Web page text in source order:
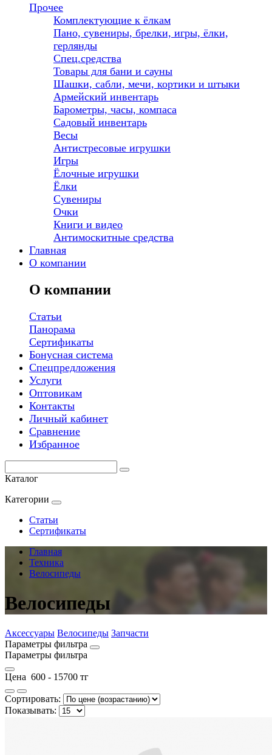
Прочее
Комплектующие к ёлкам
Пано, сувениры, брелки, игры, ёлки,
герлянды
Спец.средства
Товары для бани и сауны
Шашки, сабли, мечи, кортики и штыки
Армейский инвентарь
Барометры, часы, компаса
Садовый инвентарь
Весы
Антистресовые игрушки
Игры
Ёлочные игрушки
Ёлки
Сувениры
Очки
Книги и видео
Антимоскитные средства
Главная
О компании
О компании
Статьи
Панорама
Сертификаты
Бонусная система
Спецпредложения
Услуги
Оптовикам
Контакты
Личный кабинет
Сравнение
Избранное
Каталог
Категории
Статьи
Сертификаты
Главная
Техника
Велосипеды
Велосипеды
Аксессуары Велосипеды Запчасти
Параметры фильтра
Параметры фильтра
Цена 600 - 15700 тг
Сортировать:
Показывать: